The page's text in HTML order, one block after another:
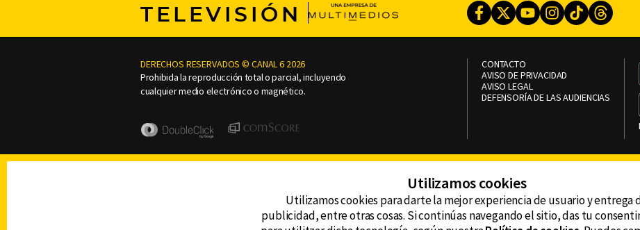
TELEVISIÓN Facebook
TwitterYoutubeInstagram
TikTok
DERECHOS RESERVADOS © CANAL 6 2026
Prohibida la reproducción total o parcial, incluyendo
cualquier medio electrónico o magnético.
CONTACTO
AVISO DE PRIVACIDAD
AVISO LEGAL
DEFENSORÍA DE LAS AUDIENCIAS
Utilizamos cookies
Utilizamos cookies para darte la mejor experiencia de usuario y entrega
publicidad, entre otras cosas. Si continúas navegando el sitio, das tu